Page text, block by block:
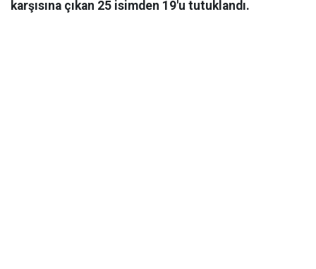
karşısına çıkan 25 isimden 19'u tutuklandı.